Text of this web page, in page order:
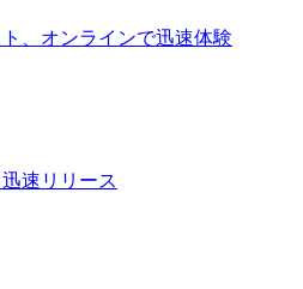
、オンラインで迅速体験
速リリース